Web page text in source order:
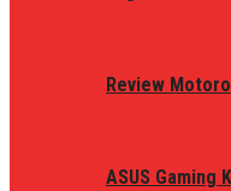
Review
ASUS Gaming